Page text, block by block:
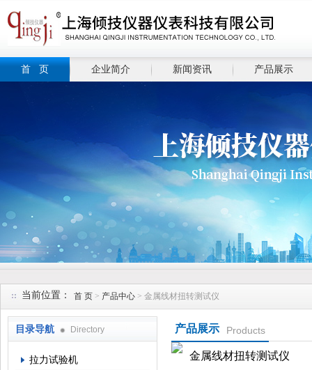
首 页 企业简介 新闻资讯 产品展示
当前位置： 首 页 > 产品中心 > 金属线材扭转测试仪
目录导航 Directory
拉力试验机
产品展示 Products
金属线材扭转测试仪